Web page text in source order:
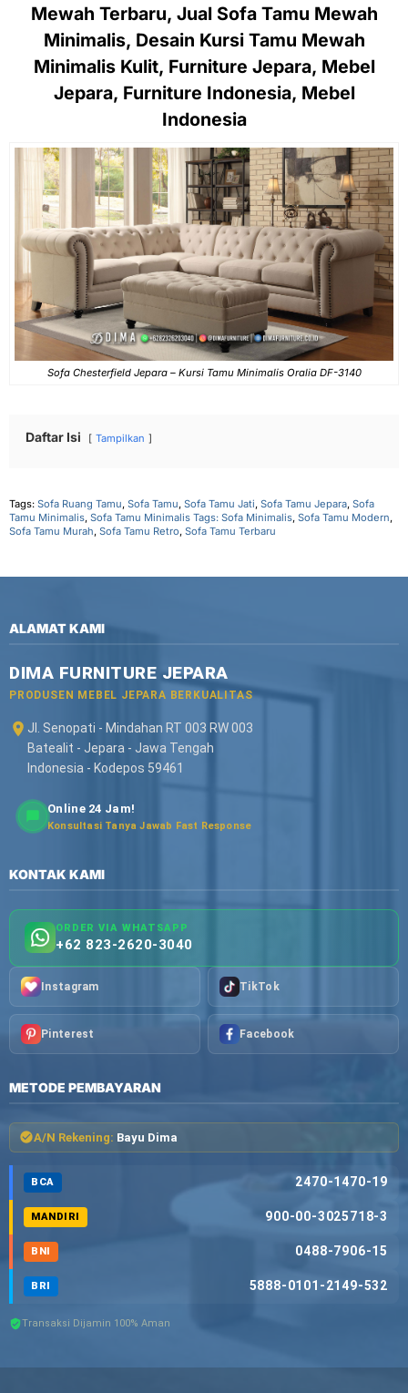
Mewah Terbaru, Jual Sofa Tamu Mewah
Minimalis, Desain Kursi Tamu Mewah
Minimalis Kulit, Furniture Jepara, Mebel
Jepara, Furniture Indonesia, Mebel
Indonesia
Sofa Chesterfield Jepara – Kursi Tamu Minimalis Oralia DF-3140
Daftar Isi Tampilkan
Tags: Sofa Ruang Tamu, Sofa Tamu, Sofa Tamu Jati, Sofa Tamu Jepara, Sofa
Tamu Minimalis, Sofa Tamu Minimalis Tags: Sofa Minimalis, Sofa Tamu Modern,
Sofa Tamu Murah, Sofa Tamu Retro, Sofa Tamu Terbaru
ALAMAT KAMI
DIMA FURNITURE JEPARA
PRODUSEN MEBEL JEPARA BERKUALITAS
Jl. Senopati - Mindahan RT 003 RW 003
Batealit - Jepara - Jawa Tengah
Indonesia - Kodepos 59461
Online 24 Jam!
Konsultasi Tanya Jawab Fast Response
KONTAK KAMI
ORDER VIA WHATSAPP
+62 823-2620-3040
Instagram TikTok
Pinterest Facebook
METODE PEMBAYARAN
A/N Rekening: Bayu Dima
BCA 2470-1470-19
MANDIRI 900-00-3025718-3
BNI 0488-7906-15
BRI 5888-0101-2149-532
Transaksi Dijamin 100% Aman